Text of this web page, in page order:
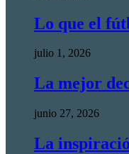
Lo que el
julio 1, 2026
La mejor
junio 27, 2026
La